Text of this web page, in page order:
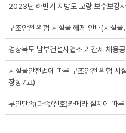
2023년 하반기 지방도 교량 보수보강
구조안전 위험 시설물 해제 안내(시설물
경상북도 남부건설사업소 기간제 채용
시설물안전법에 따른 구조안전 위험 시
장항7교)
무인단속(과속/신호)카메라 설치에 따른